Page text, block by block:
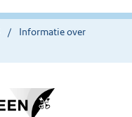
Informatie over